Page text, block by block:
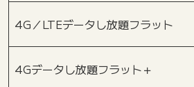
4G／LTEデータし放題フラット
4Gデータし放題フラット＋